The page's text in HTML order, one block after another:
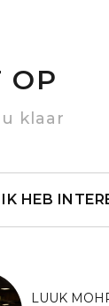
OP
klaar
IK HEB
LUUK